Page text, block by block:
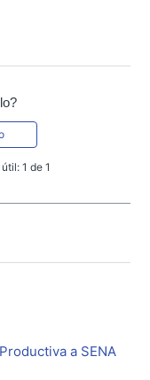
1 de 1
a SENA